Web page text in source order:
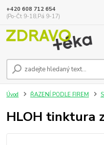
+420 608 712 654
(Po-Čt 9-18,Pá 9-17)
Úvod ŘAZENÍ PODLE FIREM
HLOH tinktura